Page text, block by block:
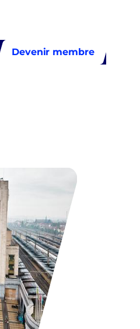
Devenir membre